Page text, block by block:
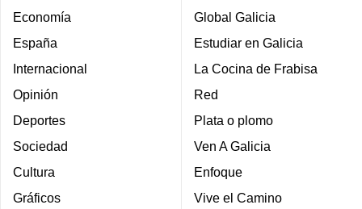
Economía
España
Internacional
Opinión
Deportes
Sociedad
Cultura
Gráficos
Global Galicia
Estudiar en Galicia
La Cocina de Frabisa
Red
Plata o plomo
Ven A Galicia
Enfoque
Vive el Camino